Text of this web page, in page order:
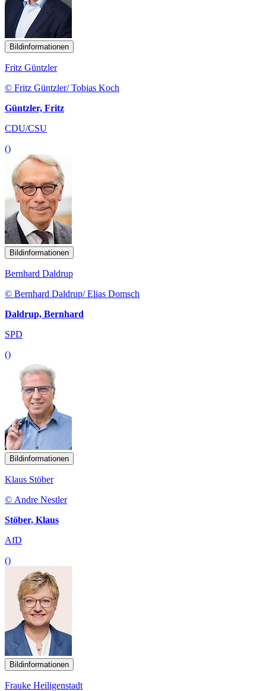
Bildinformationen
Fritz Güntzler
© Fritz Güntzler/ Tobias Koch
Güntzler, Fritz
CDU/CSU
()
Bildinformationen
Bernhard Daldrup
© Bernhard Daldrup/ Elias Domsch
Daldrup, Bernhard
SPD
()
Bildinformationen
Klaus Stöber
© Andre Nestler
Stöber, Klaus
AfD
()
Bildinformationen
Frauke Heiligenstadt